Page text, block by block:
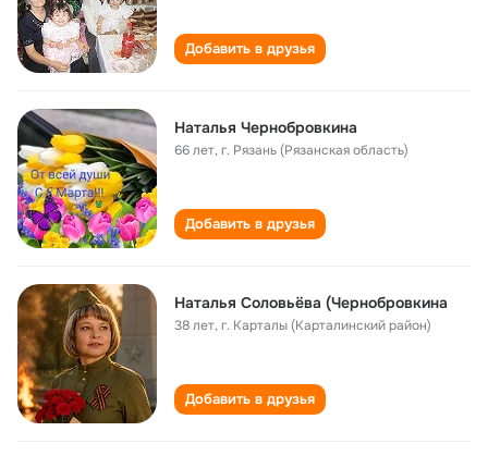
Добавить в друзья
Наталья Чернобровкина
66 лет,г. Рязань (Рязанская область)
Добавить в друзья
Наталья Соловьёва (Чернобровкина
38 лет,г. Карталы (Карталинский район)
Добавить в друзья